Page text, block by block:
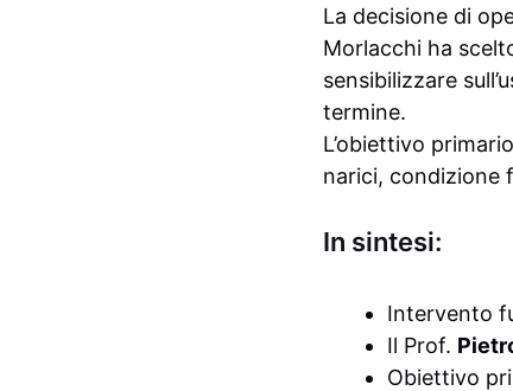
La decisione di
Morlacchi ha
sensibilizzare
termine.
L’obiettivo
narici, condizione
In sintesi:
Intervento
Il Prof.
Obiettivo